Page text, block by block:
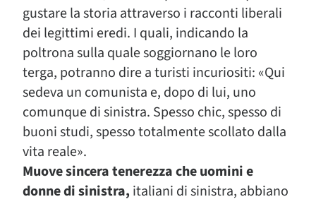
gustare la storia attraverso i racconti liberali
dei legittimi eredi. I quali, indicando la
poltrona sulla quale soggiornano le loro
terga, potranno dire a turisti incuriositi: «Qui
sedeva un comunista e, dopo di lui, uno
comunque di sinistra. Spesso chic, spesso di
buoni studi, spesso totalmente scollato dalla
vita reale».
Muove sincera tenerezza che uomini e
donne di sinistra, italiani di sinistra, abbiano